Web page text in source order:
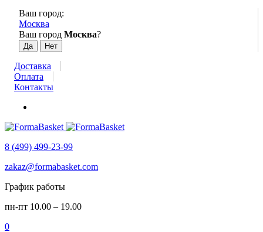
Ваш город:
Москва
Ваш город Москва?
Доставка
Оплата
Контакты
8 (499) 499-23-99
zakaz@formabasket.com
График работы
пн-пт 10.00 – 19.00
0